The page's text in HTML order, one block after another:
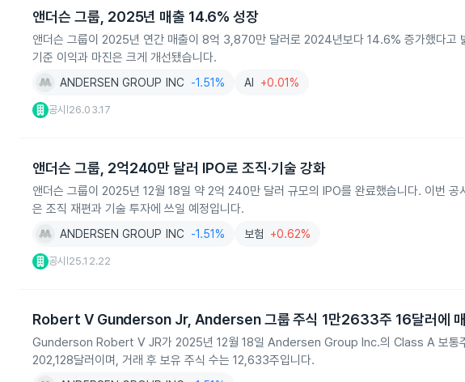
앤더슨 그룹, 2025년 매출 14.6% 성장
앤더슨 그룹이 2025년 연간 매출이 8억 3,870만 달러로 2024년보다 14.6% 증가했다고
기준 이익과 마진은 크게 개선됐습니다.
ANDERSEN GROUP INC -1.51% AI +0.01%
공시 26.03.17
앤더슨 그룹, 2억240만 달러 IPO로 조직·기술 강화
앤더슨 그룹이 2025년 12월 18일 약 2억 240만 달러 규모의 IPO를 완료했습니다. 이번
은 조직 재편과 기술 투자에 쓰일 예정입니다.
ANDERSEN GROUP INC -1.51% 보험 +0.62%
공시 25.12.22
Robert V Gunderson Jr, Andersen 그룹 주식 1만2633주 16달러에
Gunderson Robert V JR가 2025년 12월 18일 Andersen Group Inc.의 Class A 보통
202,128달러이며, 거래 후 보유 주식 수는 12,633주입니다.